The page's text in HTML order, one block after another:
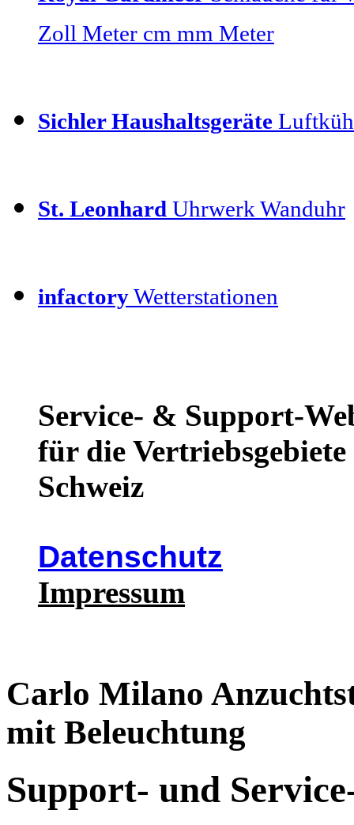
Zoll Meter cm mm Meter
Sichler Haushaltsgeräte
St. Leonhard Uhrwerk Wanduhr
infactoryWetterstationen
Service- & Support-
für die
Schweiz
Datenschutz
Impressum
Carlo Milano
mit Beleuchtung
Support- und